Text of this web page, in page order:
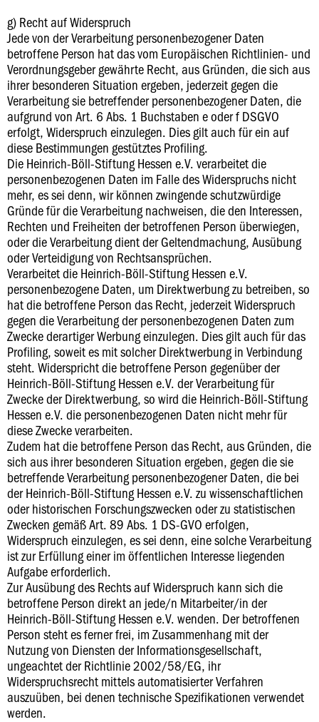
g) Recht auf Widerspruch
Jede von der Verarbeitung personenbezogener Daten
betroffene Person hat das vom Europäischen Richtlinien- und
Verordnungsgeber gewährte Recht, aus Gründen, die sich aus
ihrer besonderen Situation ergeben, jederzeit gegen die
Verarbeitung sie betreffender personenbezogener Daten, die
aufgrund von Art. 6 Abs. 1 Buchstaben e oder f DSGVO
erfolgt, Widerspruch einzulegen. Dies gilt auch für ein auf
diese Bestimmungen gestütztes Profiling.
Die Heinrich-Böll-Stiftung Hessen e.V. verarbeitet die
personenbezogenen Daten im Falle des Widerspruchs nicht
mehr, es sei denn, wir können zwingende schutzwürdige
Gründe für die Verarbeitung nachweisen, die den Interessen,
Rechten und Freiheiten der betroffenen Person überwiegen,
oder die Verarbeitung dient der Geltendmachung, Ausübung
oder Verteidigung von Rechtsansprüchen.
Verarbeitet die Heinrich-Böll-Stiftung Hessen e.V.
personenbezogene Daten, um Direktwerbung zu betreiben, so
hat die betroffene Person das Recht, jederzeit Widerspruch
gegen die Verarbeitung der personenbezogenen Daten zum
Zwecke derartiger Werbung einzulegen. Dies gilt auch für das
Profiling, soweit es mit solcher Direktwerbung in Verbindung
steht. Widerspricht die betroffene Person gegenüber der
Heinrich-Böll-Stiftung Hessen e.V. der Verarbeitung für
Zwecke der Direktwerbung, so wird die Heinrich-Böll-Stiftung
Hessen e.V. die personenbezogenen Daten nicht mehr für
diese Zwecke verarbeiten.
Zudem hat die betroffene Person das Recht, aus Gründen, die
sich aus ihrer besonderen Situation ergeben, gegen die sie
betreffende Verarbeitung personenbezogener Daten, die bei
der Heinrich-Böll-Stiftung Hessen e.V. zu wissenschaftlichen
oder historischen Forschungszwecken oder zu statistischen
Zwecken gemäß Art. 89 Abs. 1 DS-GVO erfolgen,
Widerspruch einzulegen, es sei denn, eine solche Verarbeitung
ist zur Erfüllung einer im öffentlichen Interesse liegenden
Aufgabe erforderlich.
Zur Ausübung des Rechts auf Widerspruch kann sich die
betroffene Person direkt an jede/n Mitarbeiter/in der
Heinrich-Böll-Stiftung Hessen e.V. wenden. Der betroffenen
Person steht es ferner frei, im Zusammenhang mit der
Nutzung von Diensten der Informationsgesellschaft,
ungeachtet der Richtlinie 2002/58/EG, ihr
Widerspruchsrecht mittels automatisierter Verfahren
auszuüben, bei denen technische Spezifikationen verwendet
werden.